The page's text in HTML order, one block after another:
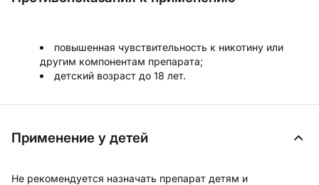
повышенная чувствительность к никотину или
другим компонентам препарата;
детский возраст до 18 лет.
Применение у детей
Не рекомендуется назначать препарат детям и